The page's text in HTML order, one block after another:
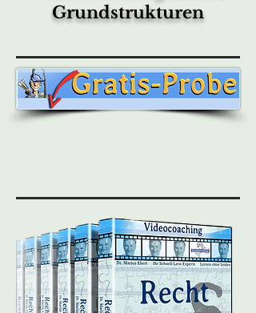
Grundstrukturen